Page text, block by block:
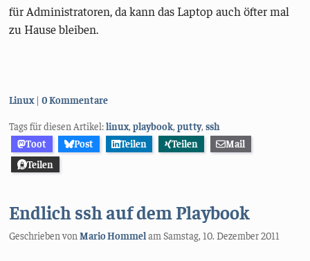
für Administratoren, da kann das Laptop auch öfter mal
zu Hause bleiben.
Kategorien:
Linux 0 Kommentare
Tags für diesen Artikel:linux,playbook,putty,ssh
Toot
Post Teilen Teilen
Mail
Teilen
Endlich ssh auf dem Playbook
Geschrieben vonMario HommelamSamstag, 10. Dezember 2011